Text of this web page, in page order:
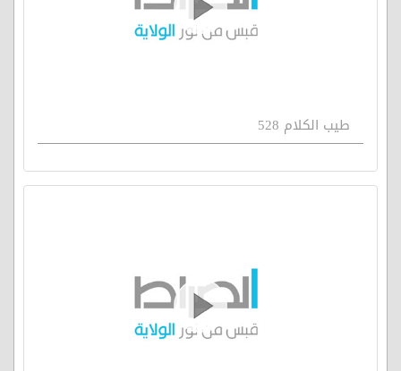
طيب الكلام 528